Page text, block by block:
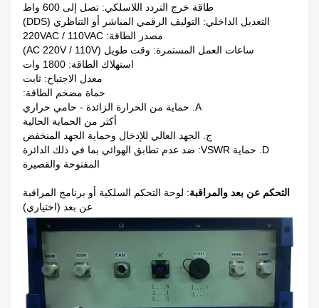
طاقة خرج التردد اللاسلكي: تصل إلى 600 واط
التعديل الداخلي: التوليف الرقمي المباشر أو التناظري (DDS)
مصدر الطاقة: 220VAC / 110VAC
ساعات العمل المستمرة: وقت طويل (AC 220V / 110V)
استهلاك الطاقة: 1800 وات
معدل الاجتياح: ثابت
حماة مضخم الطاقة:
A. حماية من الحرارة الزائدة - حامي حراري
أكثر من الحماية الحالية
ج. الجهد العالي للإدخال وحماية الجهد المنخفض
D. حماية VSWR: ضد عدم تطابق الهوائي بما في ذلك الدائرة
المفتوحة والقصيرة
التحكم عن بعد والمراقبة: لوحة التحكم السلكية أو برنامج المراقبة
عن بعد (اختياري)